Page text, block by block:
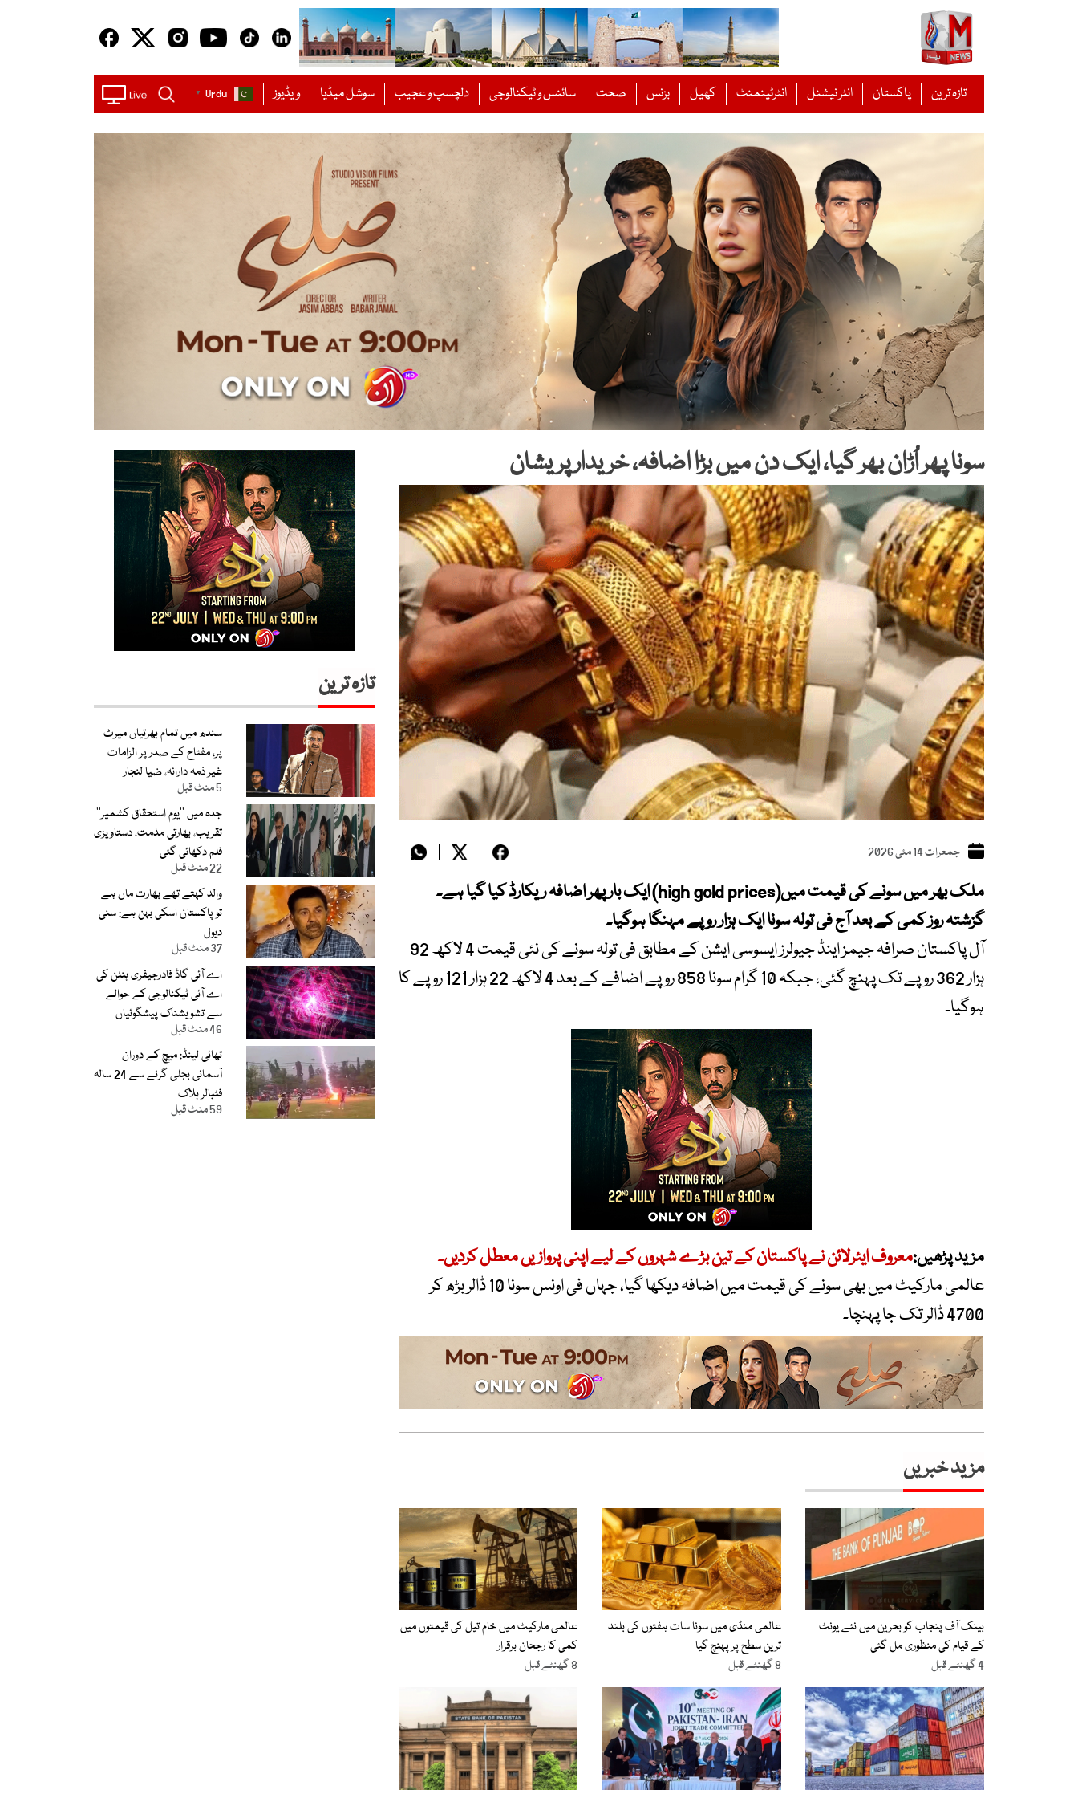
تازہ ترین پاکستان انٹر نیشنل انٹرٹینمنٹ کھیل بزنس صحت سائنس و ٹیکنالوجی دلچسپ و عجیب سوشل میڈیا ویڈیوز Urdu
▼
سونا پھر اُڑان بھر گیا، ایک دن میں بڑا اضافہ، خریدار پریشان
جمعرات 14 مئی 2026
ملک بھر میں سونے کی قیمت میں(high gold prices) ایک بار پھر اضافہ ریکارڈ کیا گیا ہے۔
گزشتہ روز کمی کے بعد آج فی تولہ سونا ایک ہزار روپے مہنگا ہوگیا۔
آل پاکستان صرافہ جیمز اینڈ جیولرز ایسوسی ایشن کے مطابق فی تولہ سونے کی نئی قیمت 4 لاکھ 92
ہزار 362 روپے تک پہنچ گئی، جبکہ 10 گرام سونا 858 روپے اضافے کے بعد 4 لاکھ 22 ہزار 121 روپے کا
ہوگیا۔
مزید پڑھیں:معروف ایئرلائن نے پاکستان کے تین بڑے شہروں کے لیے اپنی پروازیں معطل کردیں۔
عالمی مارکیٹ میں بھی سونے کی قیمت میں اضافہ دیکھا گیا، جہاں فی اونس سونا 10 ڈالر بڑھ کر
4700 ڈالر تک جا پہنچا۔
مزید خبریں
بینک آف پنجاب کو بحرین میں نئے یونٹ
کے قیام کی منظوری مل گئی
4 گھنٹے قبل
عالمی منڈی میں سونا سات ہفتوں کی بلند
ترین سطح پر پہنچ گیا
8 گھنٹے قبل
عالمی مارکیٹ میں خام تیل کی قیمتوں میں
کمی کا رجحان برقرار
8 گھنٹے قبل
تازہ ترین
سندھ میں تمام بھرتیاں میرٹ
پر، مفتاح کے صدر پر الزامات
غیر ذمہ دارانہ، ضیا لنجار
5 منٹ قبل
جدہ میں ’’یوم استحقاق کشمیر‘‘
تقریب، بھارتی مذمت، دستاویزی
فلم دکھائی گئی
22 منٹ قبل
والد کہتے تھے بھارت ماں ہے
تو پاکستان اسکی بہن ہے: سنی
دیول
37 منٹ قبل
اے آئی گاڈ فادرجیفری ہنٹن کی
اے آئی ٹیکنالوجی کے حوالے
سے تشویشناک پیشگوئیاں
46 منٹ قبل
تھائی لینڈ: میچ کے دوران
آسمانی بجلی گرنے سے 24 سالہ
فٹبالر ہلاک
59 منٹ قبل